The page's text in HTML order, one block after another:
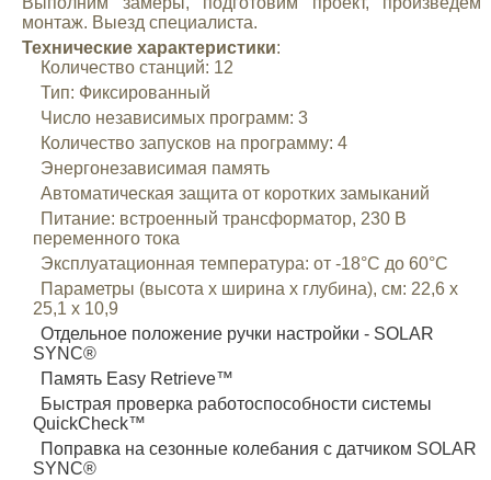
монтаж. Выезд специалиста.
Технические характеристики:
Количество станций: 12
Тип: Фиксированный
Число независимых программ: 3
Количество запусков на программу: 4
Энергонезависимая память
Автоматическая защита от коротких замыканий
Питание: встроенный трансформатор, 230 В
переменного тока
Эксплуатационная температура: от -18°С до 60°С
Параметры (высота х ширина х глубина), см: 22,6 х
25,1 х 10,9
Отдельное положение ручки настройки - SOLAR
SYNC®
Память Easy Retrieve™
Быстрая проверка работоспособности системы
QuickCheck™
Поправка на сезонные колебания с датчиком SOLAR
SYNC®
Mitsubishi
Opel
Renault
Suzuki
Toyota
Volkswagen
УАЗ